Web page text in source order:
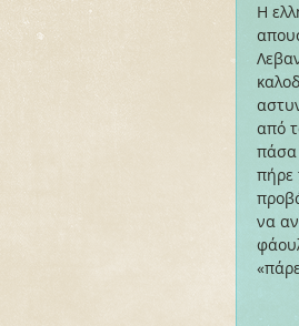
Η
από
πάσα
πήρε
να